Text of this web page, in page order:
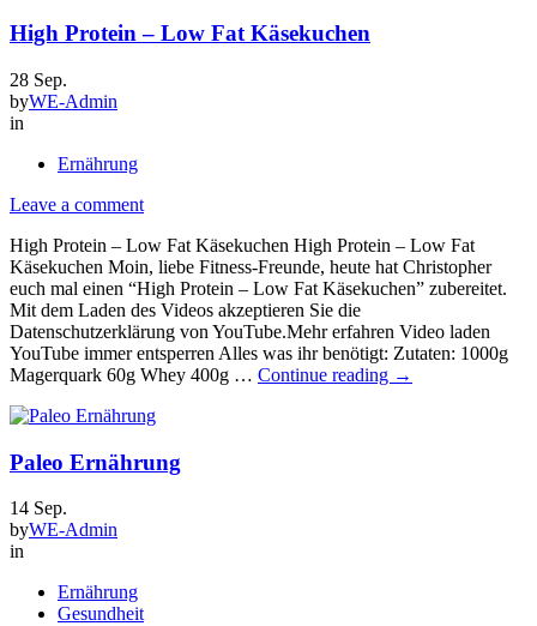
High Protein – Low Fat Käsekuchen
28 Sep.
byWE-Admin
in
Ernährung
Leave a comment
High Protein – Low Fat Käsekuchen High Protein – Low Fat
Käsekuchen Moin, liebe Fitness-Freunde, heute hat Christopher
euch mal einen “High Protein – Low Fat Käsekuchen” zubereitet.
Mit dem Laden des Videos akzeptieren Sie die
Datenschutzerklärung von YouTube.Mehr erfahren Video laden
YouTube immer entsperren Alles was ihr benötigt: Zutaten: 1000g
Magerquark 60g Whey 400g … Continue reading High
→
Paleo Ernährung
14 Sep.
byWE-Admin
in
Ernährung
Gesundheit